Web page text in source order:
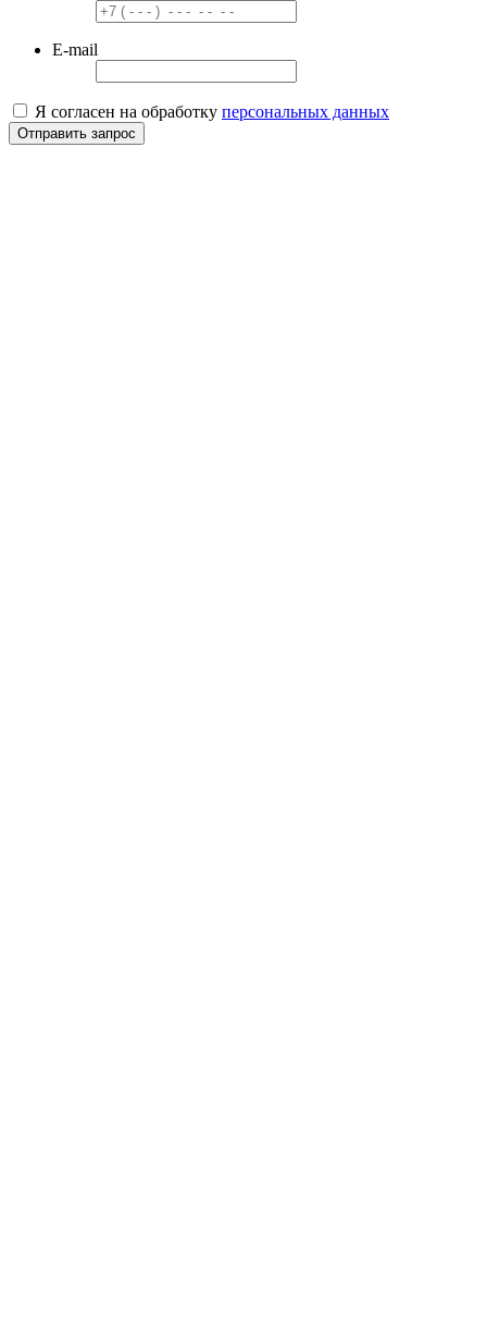
E-mail
Я согласен на обработку персональных данных
Отправить запрос